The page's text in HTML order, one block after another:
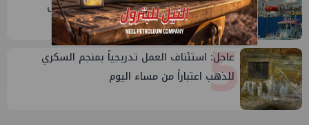
WINTER بعد 14 ساعة من العمل المتواصل
5
عاجل: استئناف العمل تدريجياً بمنجم السكري
للذهب اعتباراً من مساء اليوم